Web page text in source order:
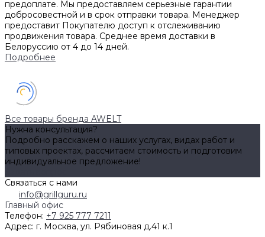
предоплате. Мы предоставляем серьезные гарантии
добросовестной и в срок отправки товара. Менеджер
предоставит Покупателю доступ к отслеживанию
продвижения товара. Среднее время доставки в
Белоруссию от 4 до 14 дней.
Подробнее
Все товары бренда AWELT
Нужна консультация?
Подробно расскажем о наших услугах, видах работ и
типовых проектах, рассчитаем стоимость и подготовим
индивидуальное предложение!
Связаться с нами
info@grillguru.ru
Главный офис
Телефон: +7 925 777 7211
Адрес: г. Москва, ул. Рябиновая д.41 к.1